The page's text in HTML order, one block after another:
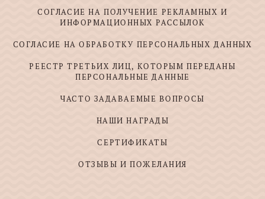
СОГЛАСИЕ НА ПОЛУЧЕНИЕ РЕКЛАМНЫХ И
ИНФОРМАЦИОННЫХ РАССЫЛОК
СОГЛАСИЕ НА ОБРАБОТКУ ПЕРСОНАЛЬНЫХ ДАННЫХ
РЕЕСТР ТРЕТЬИХ ЛИЦ, КОТОРЫМ ПЕРЕДАНЫ
ПЕРСОНАЛЬНЫЕ ДАННЫЕ
ЧАСТО ЗАДАВАЕМЫЕ ВОПРОСЫ
НАШИ НАГРАДЫ
СЕРТИФИКАТЫ
ОТЗЫВЫ И ПОЖЕЛАНИЯ